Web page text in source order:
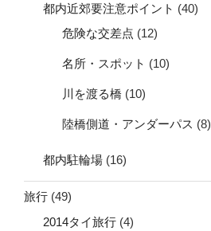
都内近郊要注意ポイント (40)
危険な交差点 (12)
名所・スポット (10)
川を渡る橋 (10)
陸橋側道・アンダーパス (8)
都内駐輪場 (16)
旅行 (49)
2014タイ旅行 (4)